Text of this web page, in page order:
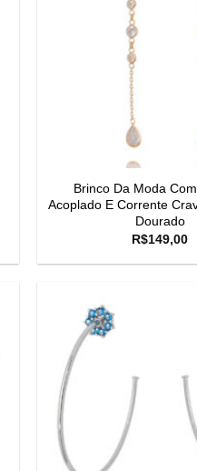
Brinco Da Moda
Acoplado E Corrente
Dourado
R$149,00